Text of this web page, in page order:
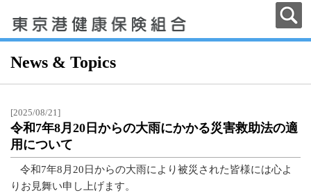
News & Topics
[2025/08/21]
令和7年8月20日からの大雨にかかる災害救助法の適
用について
令和7年8月20日からの大雨により被災された皆様には心よ
りお見舞い申し上げます。